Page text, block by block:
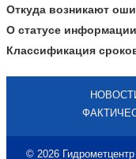
Откуда возникают
О статусе
Классификация
© 2026 Гидрометцентр